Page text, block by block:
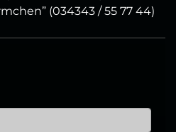
(034343 / 55 77 44)